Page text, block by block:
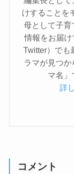
けすることを
母として子育
情報をお届
Twitter）でも
ラマが見つ
マ名」
詳
コメント